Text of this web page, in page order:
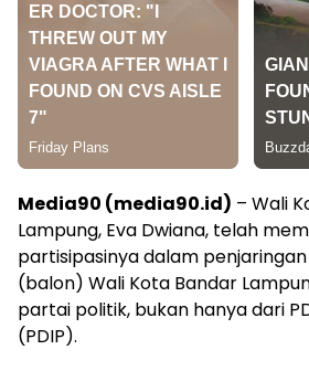
Media90 (media90.id) – Wali
Lampung, Eva Dwiana, telah
partisipasinya dalam
(balon) Wali Kota Bandar
partai politik, bukan hanya dari
(PDIP).